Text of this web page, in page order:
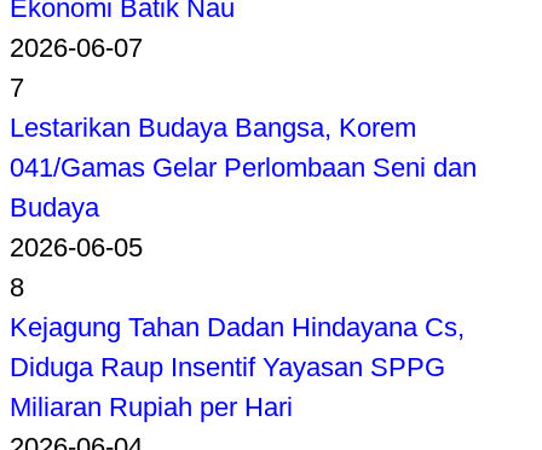
Ekonomi Batik Nau
2026-06-07
7
Lestarikan Budaya Bangsa, Korem
041/Gamas Gelar Perlombaan Seni dan
Budaya
2026-06-05
8
Kejagung Tahan Dadan Hindayana Cs,
Diduga Raup Insentif Yayasan SPPG
Miliaran Rupiah per Hari